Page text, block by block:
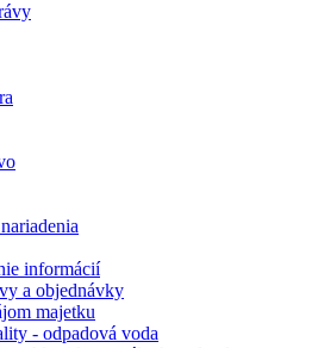
informácií
a objednávky
majetku
- odpadová voda